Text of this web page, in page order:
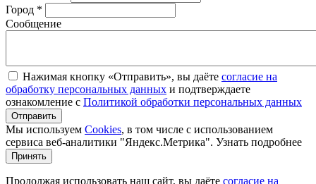
Город *
Сообщение
Нажимая кнопку «Отправить», вы даёте согласие на
обработку персональных данных и подтверждаете
ознакомление с Политикой обработки персональных данных
Мы используем Cookies, в том числе с использованием
сервиса веб-аналитики "Яндекс.Метрика". Узнать подробнее
Принять
Продолжая использовать наш сайт, вы даёте согласие на